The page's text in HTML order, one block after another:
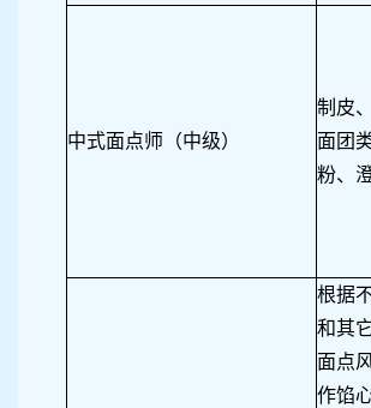
中式面点师（中级）
制皮
面团
粉、
根据
和其
面点
作馅